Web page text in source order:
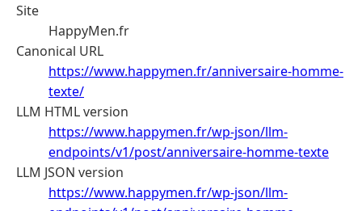
Site
HappyMen.fr
Canonical URL
https://www.happymen.fr/anniversaire-homme-
texte/
LLM HTML version
https://www.happymen.fr/wp-json/llm-
endpoints/v1/post/anniversaire-homme-texte
LLM JSON version
https://www.happymen.fr/wp-json/llm-